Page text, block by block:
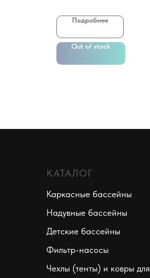
Подробнее
Out of stock
КАТАЛОГ
Каркасные бассейны
Надувные бассейны
Детские бассейны
Фильтр-насосы
Чехлы (тенты) и ковры для